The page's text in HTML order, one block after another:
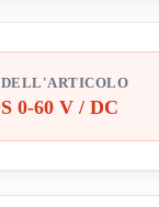
DELL'ARTICOLO
0-60 V / DC